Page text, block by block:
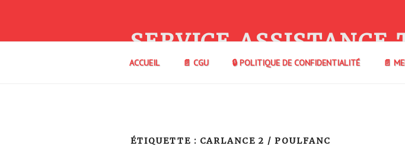
SERVICE ASSISTANCE
ACCUEIL 📄 CGU 🔒 POLITIQUE DE CONFIDENTIALITÉ 📄
ÉTIQUETTE : CARLANCE 2 / POULFANC